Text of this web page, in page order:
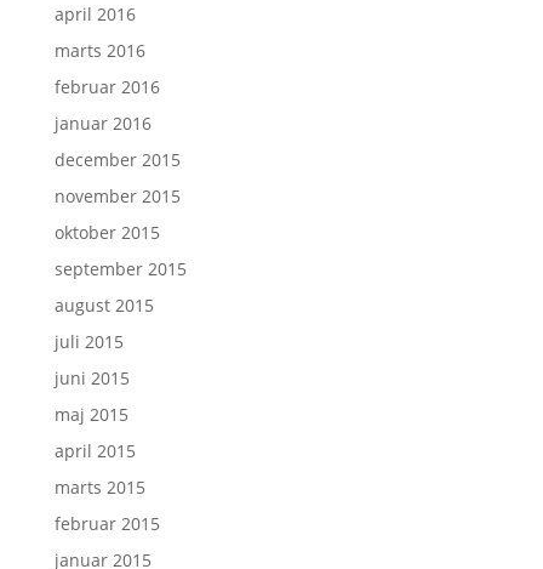
april 2016
marts 2016
februar 2016
januar 2016
december 2015
november 2015
oktober 2015
september 2015
august 2015
juli 2015
juni 2015
maj 2015
april 2015
marts 2015
februar 2015
januar 2015